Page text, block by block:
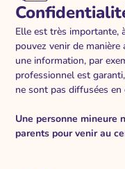
Elle est très importante,
pouvez venir de manière
une information, par
professionnel est
ne sont pas diffusées
Une personne mineure
parents pour venir au